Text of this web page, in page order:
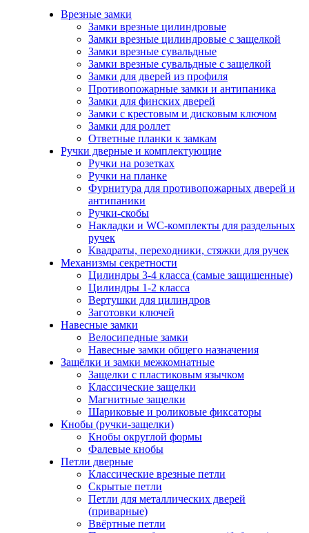
Врезные замки
Замки врезные цилиндровые
Замки врезные цилиндровые с защелкой
Замки врезные сувальдные
Замки врезные сувальдные с защелкой
Замки для дверей из профиля
Противопожарные замки и антипаника
Замки для финских дверей
Замки с крестовым и дисковым ключом
Замки для роллет
Ответные планки к замкам
Ручки дверные и комплектующие
Ручки на розетках
Ручки на планке
Фурнитура для противопожарных дверей и
антипаники
Ручки-скобы
Накладки и WC-комплекты для раздельных
ручек
Квадраты, переходники, стяжки для ручек
Механизмы секретности
Цилиндры 3-4 класса (самые защищенные)
Цилиндры 1-2 класса
Вертушки для цилиндров
Заготовки ключей
Навесные замки
Велосипедные замки
Навесные замки общего назначения
Защёлки и замки межкомнатные
Защелки с пластиковым язычком
Классические защелки
Магнитные защелки
Шариковые и роликовые фиксаторы
Кнобы (ручки-защелки)
Кнобы округлой формы
Фалевые кнобы
Петли дверные
Классические врезные петли
Скрытые петли
Петли для металлических дверей
(приварные)
Ввёртные петли